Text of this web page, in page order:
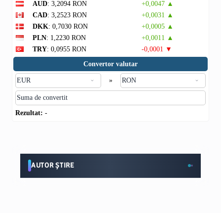
AUD: 3,2094 RON
+0,0047 ▲
CAD: 3,2523 RON
+0,0031 ▲
DKK: 0,7030 RON
+0,0005 ▲
PLN: 1,2230 RON
+0,0011 ▲
TRY: 0,0955 RON
-0,0001 ▼
Convertor valutar
»
Rezultat: -
AUTOR ȘTIRE